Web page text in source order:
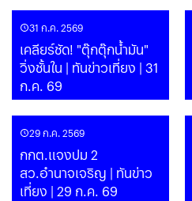
31 ก.ค. 2569
เคลียร์ชัด! "ตุ๊กตุ๊กน้ำมัน"
วิ่งชั้นใน | ทันข่าวเที่ยง | 31
ก.ค. 69
29 ก.ค. 2569
กกต.แจงปม 2
สว.อำนาจเจริญ | ทันข่าว
เที่ยง | 29 ก.ค. 69